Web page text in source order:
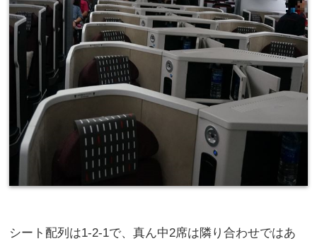
シート配列は1-2-1で、真ん中2席は隣り合わせではあ